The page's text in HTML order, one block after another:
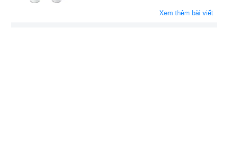
Xem thêm bài viết